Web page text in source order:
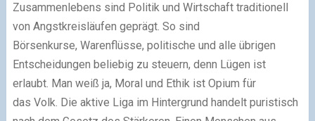
Zusammenlebens sind Politik und Wirtschaft traditionell
von Angstkreisläufen geprägt. So sind
Börsenkurse, Warenflüsse, politische und alle übrigen
Entscheidungen beliebig zu steuern, denn Lügen ist
erlaubt. Man weiß ja, Moral und Ethik ist Opium für
das Volk. Die aktive Liga im Hintergrund handelt puristisch